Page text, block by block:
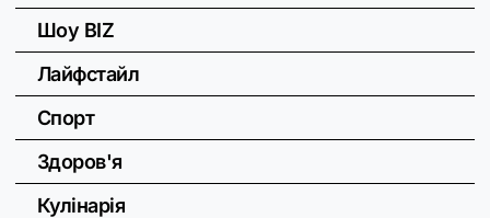
Шоу BIZ
Лайфстайл
Спорт
Здоров'я
Кулінарія